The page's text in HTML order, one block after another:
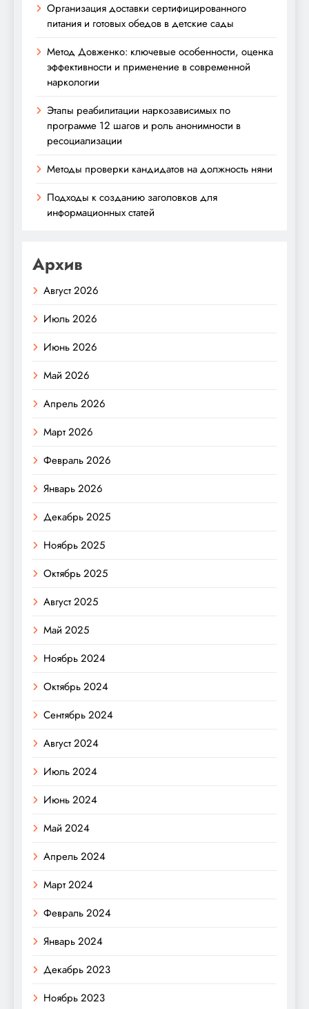
Организация доставки сертифицированного
питания и готовых обедов в детские сады
Метод Довженко: ключевые особенности, оценка
эффективности и применение в современной
наркологии
Этапы реабилитации наркозависимых по
программе 12 шагов и роль анонимности в
ресоциализации
Методы проверки кандидатов на должность няни
Подходы к созданию заголовков для
информационных статей
Архив
Август 2026
Июль 2026
Июнь 2026
Май 2026
Апрель 2026
Март 2026
Февраль 2026
Январь 2026
Декабрь 2025
Ноябрь 2025
Октябрь 2025
Август 2025
Май 2025
Ноябрь 2024
Октябрь 2024
Сентябрь 2024
Август 2024
Июль 2024
Июнь 2024
Май 2024
Апрель 2024
Март 2024
Февраль 2024
Январь 2024
Декабрь 2023
Ноябрь 2023